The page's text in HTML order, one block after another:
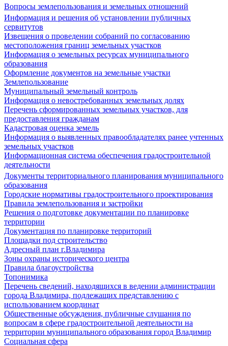
Вопросы землепользования и земельных отношений
Информация и решения об установлении публичных
сервитутов
Извещения о проведении собраний по согласованию
местоположения границ земельных участков
Информация о земельных ресурсах муниципального
образования
Оформление документов на земельные участки
Землепользование
Муниципальный земельный контроль
Информация о невостребованных земельных долях
Перечень сформированных земельных участков, для
предоставления гражданам
Кадастровая оценка земель
Информация о выявленных правообладателях ранее учтенных
земельных участков
Информационная система обеспечения градостроительной
деятельности
Документы территориального планирования муниципального
образования
Городские нормативы градостроительного проектирования
Правила землепользования и застройки
Решения о подготовке документации по планировке
территории
Документация по планировке территорий
Площадки под строительство
Адресный план г.Владимира
Зоны охраны исторического центра
Правила благоустройства
Топонимика
Перечень сведений, находящихся в ведении администрации
города Владимира, подлежащих представлению с
использованием координат
Общественные обсуждения, публичные слушания по
вопросам в сфере градостроительной деятельности на
территории муниципального образования город Владимир
Социальная сфера